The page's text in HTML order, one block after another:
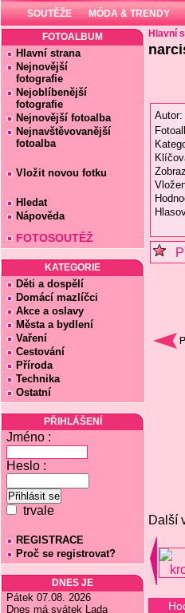
SOUTĚŽE MÓDA & TRENDY
FOTOALBUM
Hlavní strana
Nejnovější
fotografie
Nejoblíbenější
fotografie
Nejnovější fotoalba
Nejnavštěvovanější
fotoalba
Vložit novou fotku
Hledat
Nápověda
FOTOSOUTĚŽ
KATEGORIE
Děti a dospělí
Domácí mazlíčci
Akce a oslavy
Města a bydlení
Vaření
Cestování
Příroda
Technika
Ostatní
PŘIHLÁŠENÍ
Jméno :
Heslo :
trvale
REGISTRACE
Proč se registrovat?
DNES JE
Pátek 07.08. 2026
Dnes má svátek Lada
Hlavní
Autor:
Další